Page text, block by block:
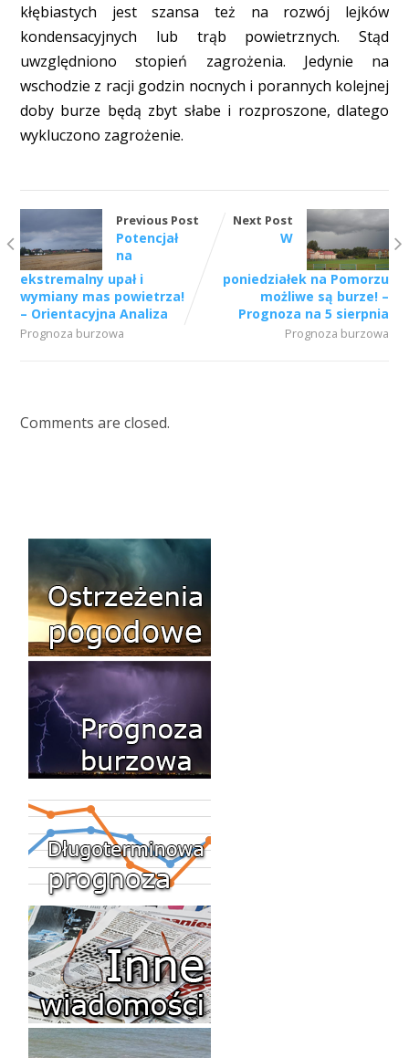
kłębiastych jest szansa też na rozwój lejków
kondensacyjnych lub trąb powietrznych. Stąd
uwzględniono stopień zagrożenia. Jedynie na
wschodzie z racji godzin nocnych i porannych kolejnej
doby burze będą zbyt słabe i rozproszone, dlatego
wykluczono zagrożenie.
Previous Post
Potencjał
na
ekstremalny upał i
wymiany mas powietrza!
– Orientacyjna Analiza
Prognoza burzowa
Next Post
W
poniedziałek na Pomorzu
możliwe są burze! –
Prognoza na 5 sierpnia
Prognoza burzowa
Comments are closed.